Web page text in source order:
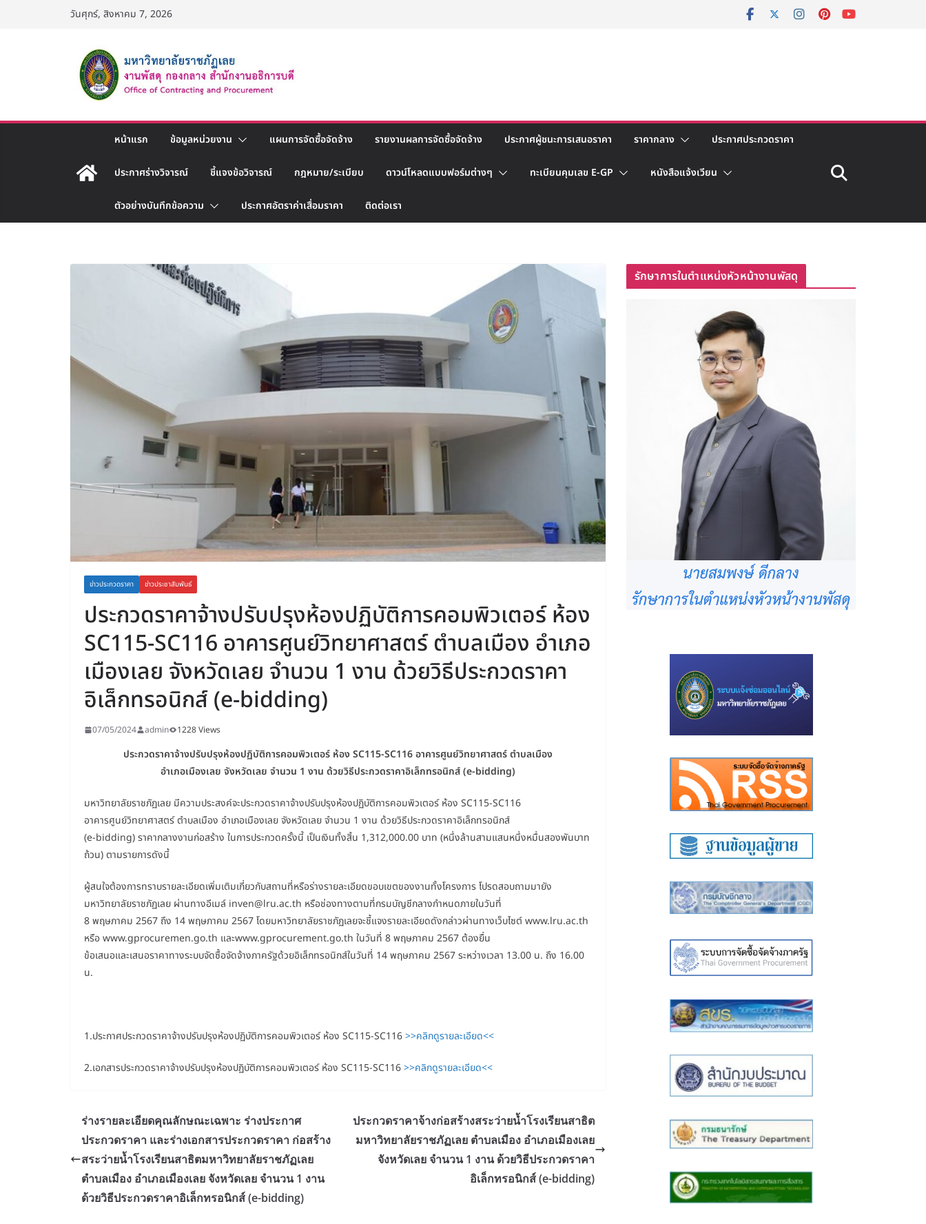
วันศุกร์, สิงหาคม 7, 2026
หน้าแรก ข้อมูลหน่วยงาน แผนการจัดซื้อจัดจ้าง รายงานผลการจัดซื้อจัดจ้าง ประกาศผู้ชนะการเสนอราคา ราคากลาง ประกาศประกวดราคา
ประกาศร่างวิจารณ์ ชี้แจงข้อวิจารณ์ กฎหมาย/ระเบียบ ดาวน์โหลดแบบฟอร์มต่างๆ ทะเบียนคุมเลข E-GP หนังสือแจ้งเวียน
ตัวอย่างบันทึกข้อความ ประกาศอัตราค่าเสื่อมราคา ติดต่อเรา
ข่าวประกวดราคา ข่าวประชาสัมพันธ์
ประกวดราคาจ้างปรับปรุงห้องปฏิบัติการคอมพิวเตอร์ ห้อง
SC115-SC116 อาคารศูนย์วิทยาศาสตร์ ตำบลเมือง อำเภอ
เมืองเลย จังหวัดเลย จำนวน 1 งาน ด้วยวิธีประกวดราคา
อิเล็กทรอนิกส์ (e-bidding)
07/05/2024 admin 1228 Views
ประกวดราคาจ้างปรับปรุงห้องปฏิบัติการคอมพิวเตอร์ ห้อง SC115-SC116 อาคารศูนย์วิทยาศาสตร์ ตำบลเมือง
อำเภอเมืองเลย จังหวัดเลย จำนวน 1 งาน ด้วยวิธีประกวดราคาอิเล็กทรอนิกส์ (e-bidding)
มหาวิทยาลัยราชภัฏเลย มีความประสงค์จะประกวดราคาจ้างปรับปรุงห้องปฏิบัติการคอมพิวเตอร์ ห้อง SC115-SC116
อาคารศูนย์วิทยาศาสตร์ ตำบลเมือง อำเภอเมืองเลย จังหวัดเลย จำนวน 1 งาน ด้วยวิธีประกวดราคาอิเล็กทรอนิกส์
(e-bidding) ราคากลางงานก่อสร้าง ในการประกวดครั้งนี้ เป็นเงินทั้งสิ้น 1,312,000.00 บาท (หนึ่งล้านสามแสนหนึ่งหมื่นสองพันบาท
ถ้วน) ตามรายการดังนี้
ผู้สนใจต้องการทราบรายละเอียดเพิ่มเติมเกี่ยวกับสถานที่หรือร่างรายละเอียดขอบเขตของงานทั้งโครงการ โปรดสอบถามมายัง
มหาวิทยาลัยราชภัฏเลย ผ่านทางอีเมล์ inven@lru.ac.th หรือช่องทางตามที่กรมบัญชีกลางกำหนดภายในวันที่
8 พฤษภาคม 2567 ถึง 14 พฤษภาคม 2567 โดยมหาวิทยาลัยราชภัฏเลยจะชี้แจงรายละเอียดดังกล่าวผ่านทางเว็บไซต์ www.lru.ac.th
หรือ www.gprocuremen.go.th และwww.gprocurement.go.th ในวันที่ 8 พฤษภาคม 2567 ต้องยื่น
ข้อเสนอและเสนอราคาทางระบบจัดซื้อจัดจ้างภาครัฐด้วยอิเล็กทรอนิกส์ในวันที่ 14 พฤษภาคม 2567 ระหว่างเวลา 13.00 น. ถึง 16.00
น.
1.ประกาศประกวดราคาจ้างปรับปรุงห้องปฏิบัติการคอมพิวเตอร์ ห้อง SC115-SC116>>คลิกดูรายละเอียด<<
2.เอกสารประกวดราคาจ้างปรับปรุงห้องปฏิบัติการคอมพิวเตอร์ ห้อง SC115-SC116>>คลิกดูรายละเอียด<<
ร่างรายละเอียดคุณลักษณะเฉพาะ ร่างประกาศ
ประกวดราคา และร่างเอกสารประกวดราคา ก่อสร้าง
สระว่ายน้ำโรงเรียนสาธิตมหาวิทยาลัยราชภัฏเลย
ตำบลเมือง อำเภอเมืองเลย จังหวัดเลย จำนวน 1 งาน
ด้วยวิธีประกวดราคาอิเล็กทรอนิกส์ (e-bidding)
ประกวดราคาจ้างก่อสร้างสระว่ายน้ำโรงเรียนสาธิต
มหาวิทยาลัยราชภัฏเลย ตำบลเมือง อำเภอเมืองเลย
จังหวัดเลย จำนวน 1 งาน ด้วยวิธีประกวดราคา
อิเล็กทรอนิกส์ (e-bidding)
รักษาการในตำแหน่งหัวหน้างานพัสดุ